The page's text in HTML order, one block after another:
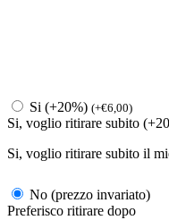
Si (+20%) (+€6,00)
Si, voglio ritirare subito
Si, voglio ritirare subito il
No (prezzo invariato)
Preferisco ritirare dopo